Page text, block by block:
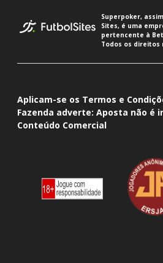
Superpoker,
Sites, é uma
pertencente à
Todos os direitos
Aplicam-se os Termos e
Fazenda adverte: Aposta não é
Conteúdo Comercial